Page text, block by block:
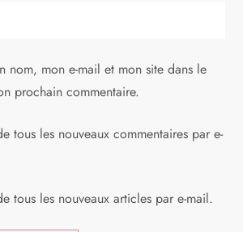
nom, mon e-mail et mon site dans le
prochain commentaire.
tous les nouveaux commentaires par e-
tous les nouveaux articles par e-mail.